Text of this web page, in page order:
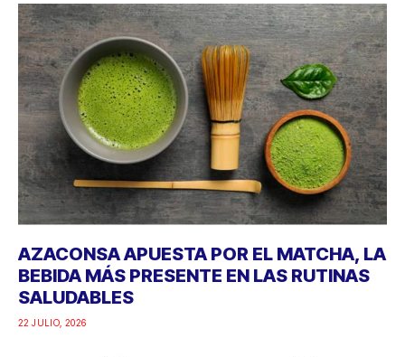
AZACONSA APUESTA POR EL MATCHA, LA
BEBIDA MÁS PRESENTE EN LAS RUTINAS
SALUDABLES
22 JULIO, 2026